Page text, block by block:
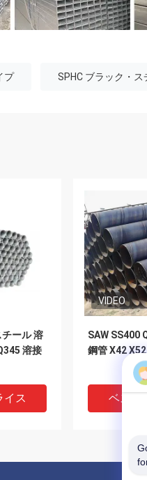
プ SPHC ブラック・
ール 溶
溶接
イス
VIDEO
SAW SS400
鋼管 X42
ベスト